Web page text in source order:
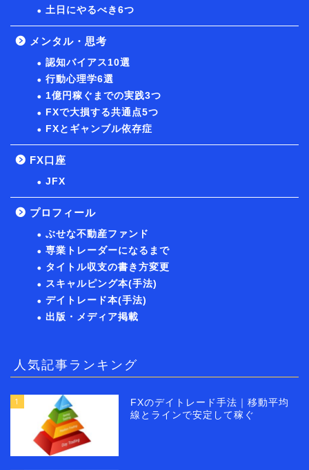
土日にやるべき6つ
メンタル・思考
認知バイアス10選
行動心理学6選
1億円稼ぐまでの実践3つ
FXで大損する共通点5つ
FXとギャンブル依存症
FX口座
JFX
プロフィール
ぶせな不動産ファンド
専業トレーダーになるまで
タイトル収支の書き方変更
スキャルピング本(手法)
デイトレード本(手法)
出版・メディア掲載
人気記事ランキング
1
FXのデイトレード手法｜移動平均
線とラインで安定して稼ぐ